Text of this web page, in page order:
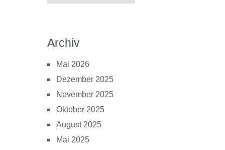
Archiv
Mai 2026
Dezember 2025
November 2025
Oktober 2025
August 2025
Mai 2025